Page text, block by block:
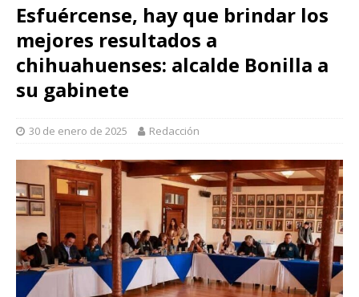
Esfuércense, hay que brindar los
mejores resultados a
chihuahuenses: alcalde Bonilla a
su gabinete
30 de enero de 2025 Redacción